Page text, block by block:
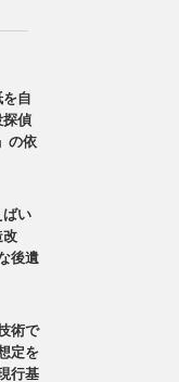
を自
探偵
の依
ばい
改
後遺
術で
定を
行基